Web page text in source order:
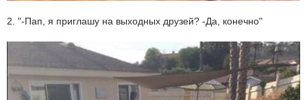
2. "-Пап, я приглашу на выходных друзей? -Да, конечно"